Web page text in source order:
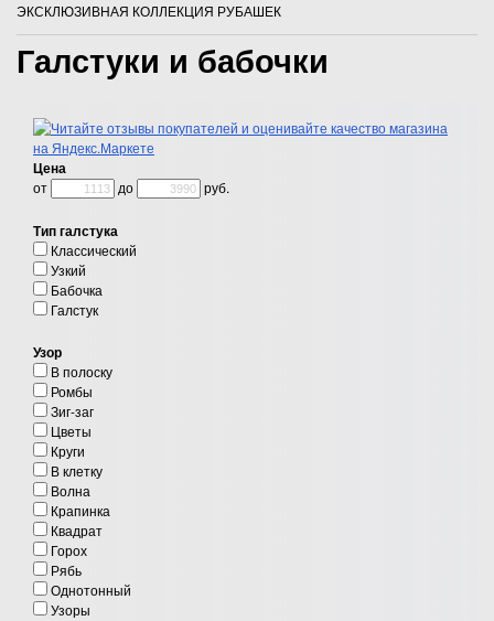
ЭКСКЛЮЗИВНАЯ КОЛЛЕКЦИЯ РУБАШЕК
Галстуки и бабочки
Цена
от до руб.
Тип галстука
Классический
Узкий
Бабочка
Галстук
Узор
В полоску
Ромбы
Зиг-заг
Цветы
Круги
В клетку
Волна
Крапинка
Квадрат
Горох
Рябь
Однотонный
Узоры